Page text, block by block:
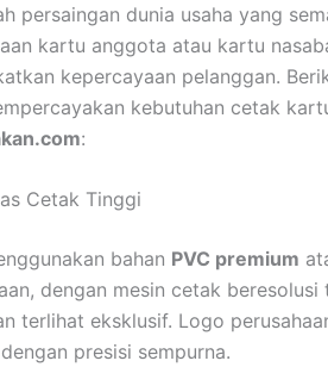
persaingan dunia usaha yang
kartu anggota atau kartu
kepercayaan pelanggan.
kebutuhan cetak
:
Cetak Tinggi
bahan PVC premium
dengan mesin cetak
terlihat eksklusif. Logo
presisi sempurna.